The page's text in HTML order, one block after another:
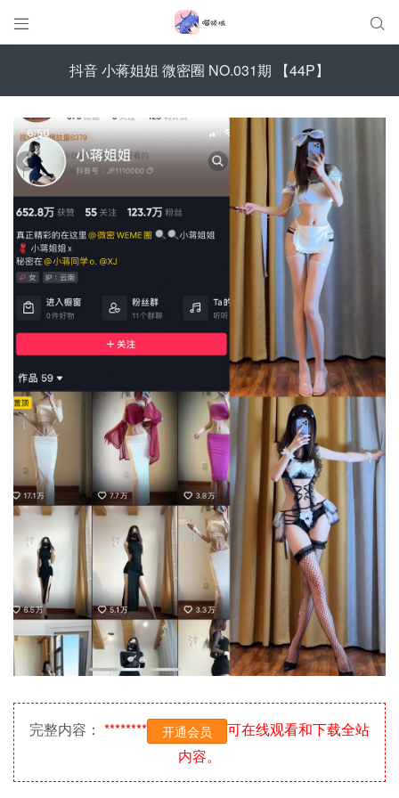
 
抖音 小蒋姐姐 微密圈 NO.031期 【44P】
完整内容： ******** 开通会员
可在线观看和下载全站
内容。